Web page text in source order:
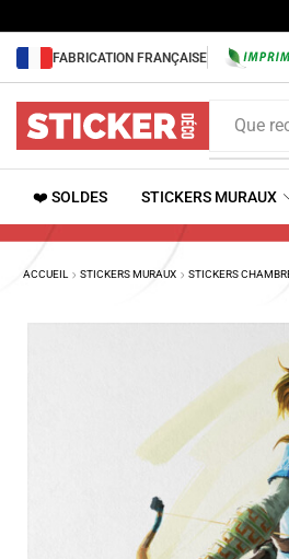
FABRICATION FRANÇAISE
Que
❤️ SOLDES STICKERS MURAUX
ACCUEIL STICKERS MURAUX STICKERS